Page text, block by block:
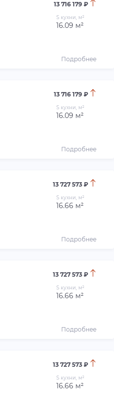
13 716 179 ₽
S кухни, м²
16.09 м²
Подробнее
13 716 179 ₽
S кухни, м²
16.09 м²
Подробнее
13 727 573 ₽
S кухни, м²
16.66 м²
Подробнее
13 727 573 ₽
S кухни, м²
16.66 м²
Подробнее
13 727 573 ₽
S кухни, м²
16.66 м²